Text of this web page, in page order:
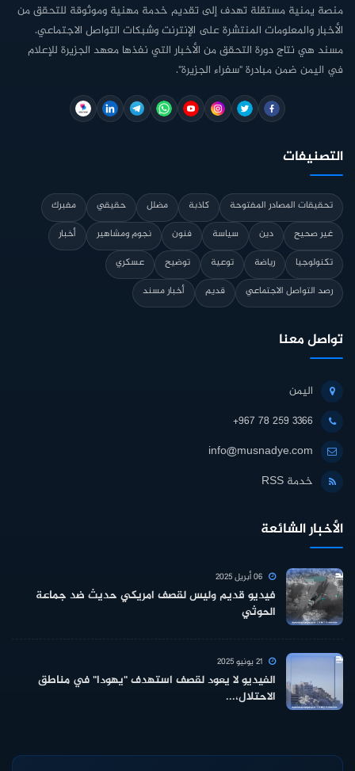
منصة يمنية مستقلة تهدف إلى تقديم خدمة مهنية وموثوقة للتحقق من
الأخبار والمعلومات المنتشرة على الإنترنت وشبكات التواصل الاجتماعي.
مسند هي نتاج دورة التحقق من الأخبار التي نفذها معهد الجزيرة للإعلام
في اليمن ضمن مبادرة "سفراء الجزيرة".
التصنيفات
تحقيقات المصادر المفتوحة كاذبة مضلل حقيقي
مفبرك
غير صحيح
دين سياسة فنون نجوم ومشاهير
أخبار
تكنولوجيا
رياضة توعية توضيح
عسكري
رصد التواصل الاجتماعي
قديم أخبار مسند
تواصل معنا
اليمن
+967 78 259 3366
info@musnadye.com
خدمة RSS
الأخبار الشائعة
فيديو قديم وليس لقصف امريكي حديث ضد جماعة
الحوثي
الفيديو لا يعود لقصف استهدف "يهودا" في مناطق
الاحتلال،...